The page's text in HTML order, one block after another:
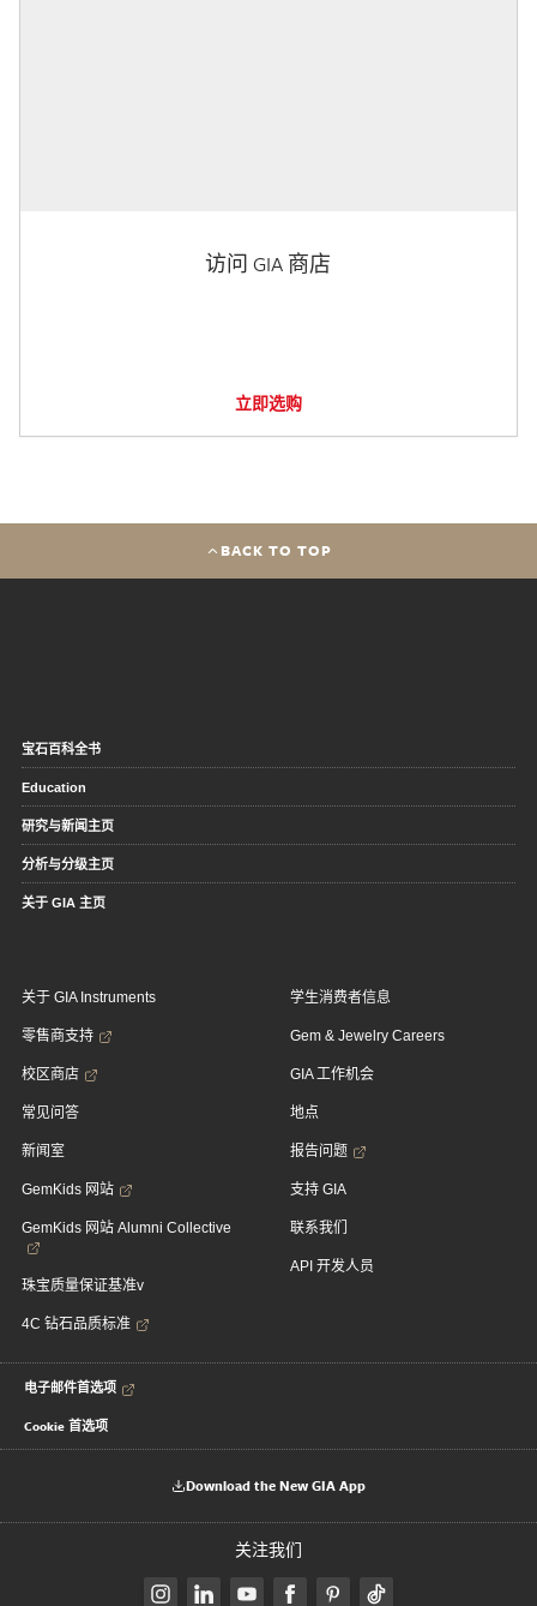
访问 GIA 商店
立即选购
BACK TO TOP
宝石百科全书
Education
研究与新闻主页
分析与分级主页
关于 GIA 主页
关于 GIA Instruments
零售商支持
校区商店
常见问答
新闻室
GemKids 网站
GemKids 网站 Alumni Collective
珠宝质量保证基准v
4C 钻石品质标准
学生消费者信息
Gem & Jewelry Careers
GIA 工作机会
地点
报告问题
支持 GIA
联系我们
API 开发人员
电子邮件首选项
Cookie 首选项
Download the New GIA App
关注我们